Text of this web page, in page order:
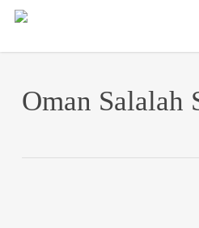
Skip
main
Oman Salalah